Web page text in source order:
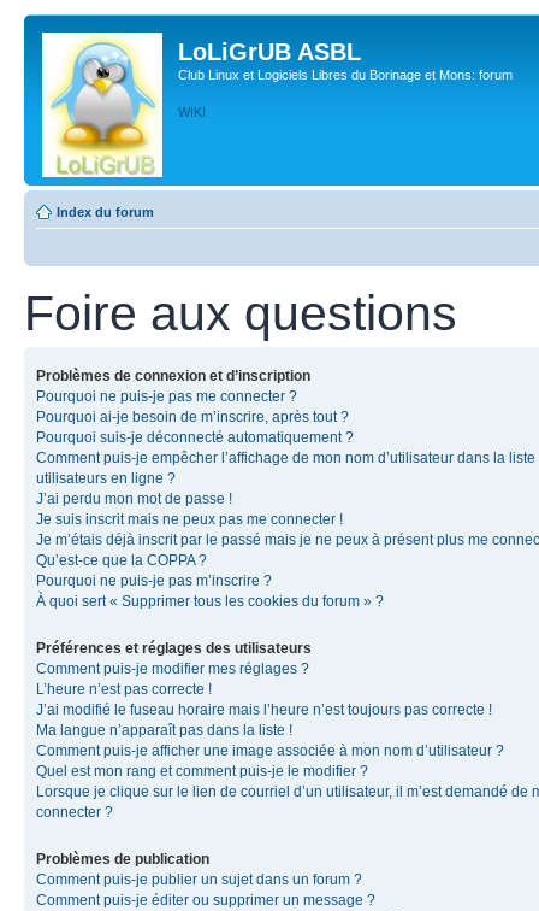
LoLiGrUB ASBL
Club Linux et Logiciels Libres du Borinage et Mons: forum
WIKI
Index du forum
Foire aux questions
Problèmes de connexion et d’inscription
Pourquoi ne puis-je pas me connecter ?
Pourquoi ai-je besoin de m’inscrire, après tout ?
Pourquoi suis-je déconnecté automatiquement ?
Comment puis-je empêcher l’affichage de mon nom d’utilisateur dans la liste
utilisateurs en ligne ?
J’ai perdu mon mot de passe !
Je suis inscrit mais ne peux pas me connecter !
Je m’étais déjà inscrit par le passé mais je ne peux à présent plus me
Qu’est-ce que la COPPA ?
Pourquoi ne puis-je pas m’inscrire ?
À quoi sert « Supprimer tous les cookies du forum » ?
Préférences et réglages des utilisateurs
Comment puis-je modifier mes réglages ?
L’heure n’est pas correcte !
J’ai modifié le fuseau horaire mais l’heure n’est toujours pas correcte !
Ma langue n’apparaît pas dans la liste !
Comment puis-je afficher une image associée à mon nom d’utilisateur ?
Quel est mon rang et comment puis-je le modifier ?
Lorsque je clique sur le lien de courriel d’un utilisateur, il m’est demandé de
connecter ?
Problèmes de publication
Comment puis-je publier un sujet dans un forum ?
Comment puis-je éditer ou supprimer un message ?